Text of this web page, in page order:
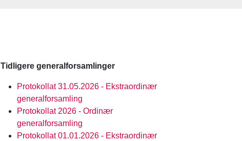
Tidligere generalforsamlinger
Protokollat 31.05.2026 - Ekstraordinær
generalforsamling
Protokollat 2026 - Ordinær
generalforsamling
Protokollat 01.01.2026 - Ekstraordinær